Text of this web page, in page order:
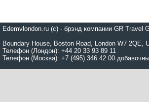
Edemvlondon.ru (c) - брэнд компании GR Travel
Boundary House, Boston Road, London W7 2QE,
Телефон (Лондон): +44 20 33 93 89 11
Телефон (Москва): +7 (495) 346 42 00